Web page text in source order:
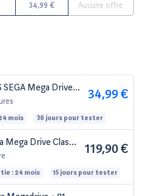
34,99 € Aucune offre
SEGA Mega Drive
+ 81 jeux
34,99 €
mois 30 jours pour tester
Mega Drive Classic
119,90 €
: 24 mois 15 jours pour tester